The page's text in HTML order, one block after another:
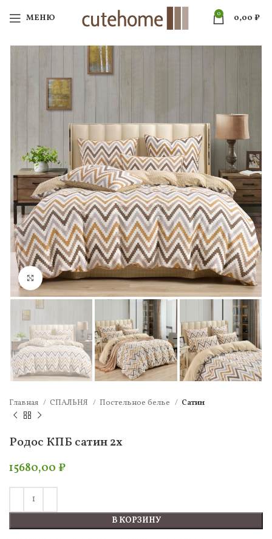
МЕНЮ 0 0,00 ₽
Нажмите, чтобы увеличить
Главная СПАЛЬНЯ Постельное белье Сатин
Родос КПБ сатин 2х
15680,00 ₽
В КОРЗИНУ